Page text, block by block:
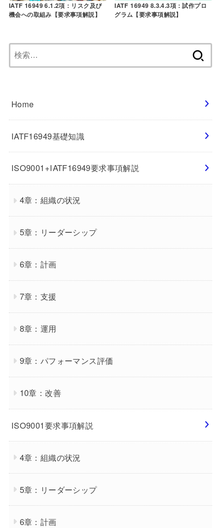
IATF 16949 6.1.2項：リスク及び
機会への取組み【要求事項解説】
IATF 16949 8.3.4.3項：試作プロ
グラム【要求事項解説】
索:
Home
IATF16949基礎知識
ISO9001+IATF16949要求事項解説
4章：組織の状況
5章：リーダーシップ
6章：計画
7章：支援
8章：運用
9章：パフォーマンス評価
10章：改善
ISO9001要求事項解説
4章：組織の状況
5章：リーダーシップ
6章：計画